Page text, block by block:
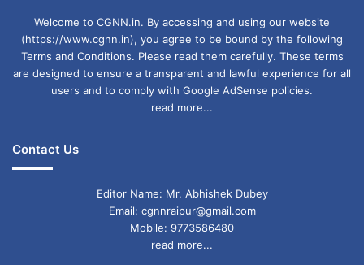
Welcome to CGNN.in. By accessing and using our website
(https://www.cgnn.in), you agree to be bound by the following
Terms and Conditions. Please read them carefully. These terms
are designed to ensure a transparent and lawful experience for all
users and to comply with Google AdSense policies.
read more...
Contact Us
Editor Name: Mr. Abhishek Dubey
Email: cgnnraipur@gmail.com
Mobile: 9773586480
read more...